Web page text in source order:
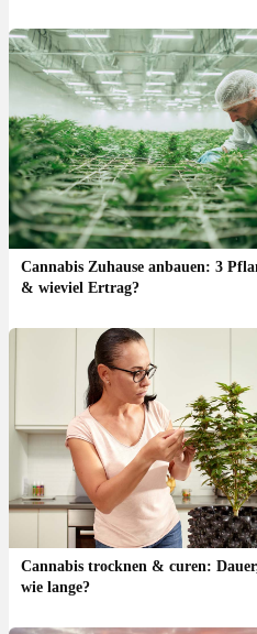
Cannabis Zuhause anbauen: 3
& wieviel Ertrag?
Cannabis trocknen & curen:
wie lange?